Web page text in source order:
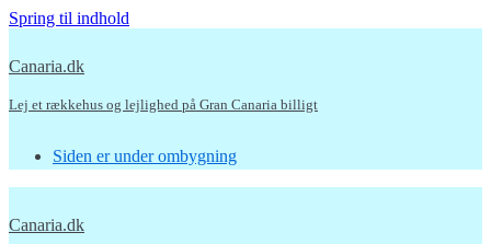
Spring til indhold
Canaria.dk
Lej et rækkehus og lejlighed på Gran Canaria billigt
Siden er under ombygning
Canaria.dk